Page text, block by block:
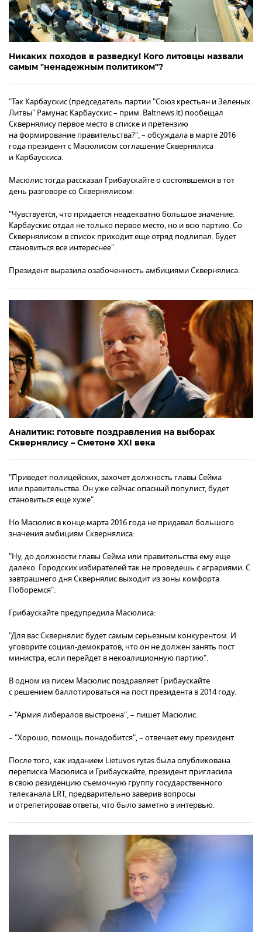
Никаких походов в разведку! Кого литовцы назвали
самым "ненадежным политиком"?
"Так Карбаускис (председатель партии "Союз крестьян и Зеленых
Литвы" Рамунас Карбаускис – прим. Baltnews.lt) пообещал
Сквернялису первое место в списке и претензию
на формирование правительства?", – обсуждала в марте 2016
года президент с Масюлисом соглашение Сквернялиса
и Карбаускиса.
Масюлис тогда рассказал Грибаускайте о состоявшемся в тот
день разговоре со Сквернялисом:
"Чувствуется, что придается неадекватно большое значение.
Карбаускис отдал не только первое место, но и всю партию. Со
Сквернялисом в список приходит еще отряд подлипал. Будет
становиться все интереснее".
Президент выразила озабоченность амбициями Сквернялиса:
Аналитик: готовьте поздравления на выборах
Сквернялису – Сметоне XXI века
"Приведет полицейских, захочет должность главы Сейма
или правительства. Он уже сейчас опасный популист, будет
становиться еще хуже".
Но Масюлис в конце марта 2016 года не придавал большого
значения амбициям Сквернялиса:
"Ну, до должности главы Сейма или правительства ему еще
далеко. Городских избирателей так не проведешь с аграриями. С
завтрашнего дня Сквернялис выходит из зоны комфорта.
Поборемся".
Грибаускайте предупредила Масюлиса:
"Для вас Сквернялис будет самым серьезным конкурентом. И
уговорите социал-демократов, что он не должен занять пост
министра, если перейдет в некоалиционную партию".
В одном из писем Масюлис поздравляет Грибаускайте
с решением баллотироваться на пост президента в 2014 году.
– "Армия либералов выстроена", – пишет Масюлис.
– "Хорошо, помощь понадобится", – отвечает ему президент.
После того, как изданием Lietuvos rytas была опубликована
переписка Масюлиса и Грибаускайте, президент пригласила
в свою резиденцию съемочную группу государственного
телеканала LRT, предварительно заверив вопросы
и отрепетировав ответы, что было заметно в интервью.